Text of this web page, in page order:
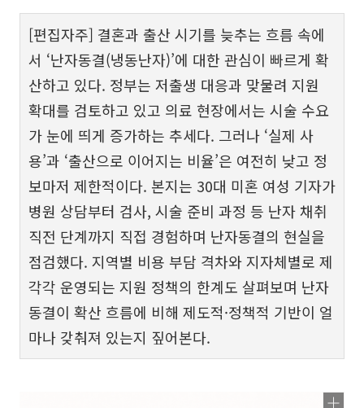
[편집자주] 결혼과 출산 시기를 늦추는 흐름 속에
서 ‘난자동결(냉동난자)’에 대한 관심이 빠르게 확
산하고 있다. 정부는 저출생 대응과 맞물려 지원
확대를 검토하고 있고 의료 현장에서는 시술 수요
가 눈에 띄게 증가하는 추세다. 그러나 ‘실제 사
용’과 ‘출산으로 이어지는 비율’은 여전히 낮고 정
보마저 제한적이다. 본지는 30대 미혼 여성 기자가
병원 상담부터 검사, 시술 준비 과정 등 난자 채취
직전 단계까지 직접 경험하며 난자동결의 현실을
점검했다. 지역별 비용 부담 격차와 지자체별로 제
각각 운영되는 지원 정책의 한계도 살펴보며 난자
동결이 확산 흐름에 비해 제도적·정책적 기반이 얼
마나 갖춰져 있는지 짚어본다.